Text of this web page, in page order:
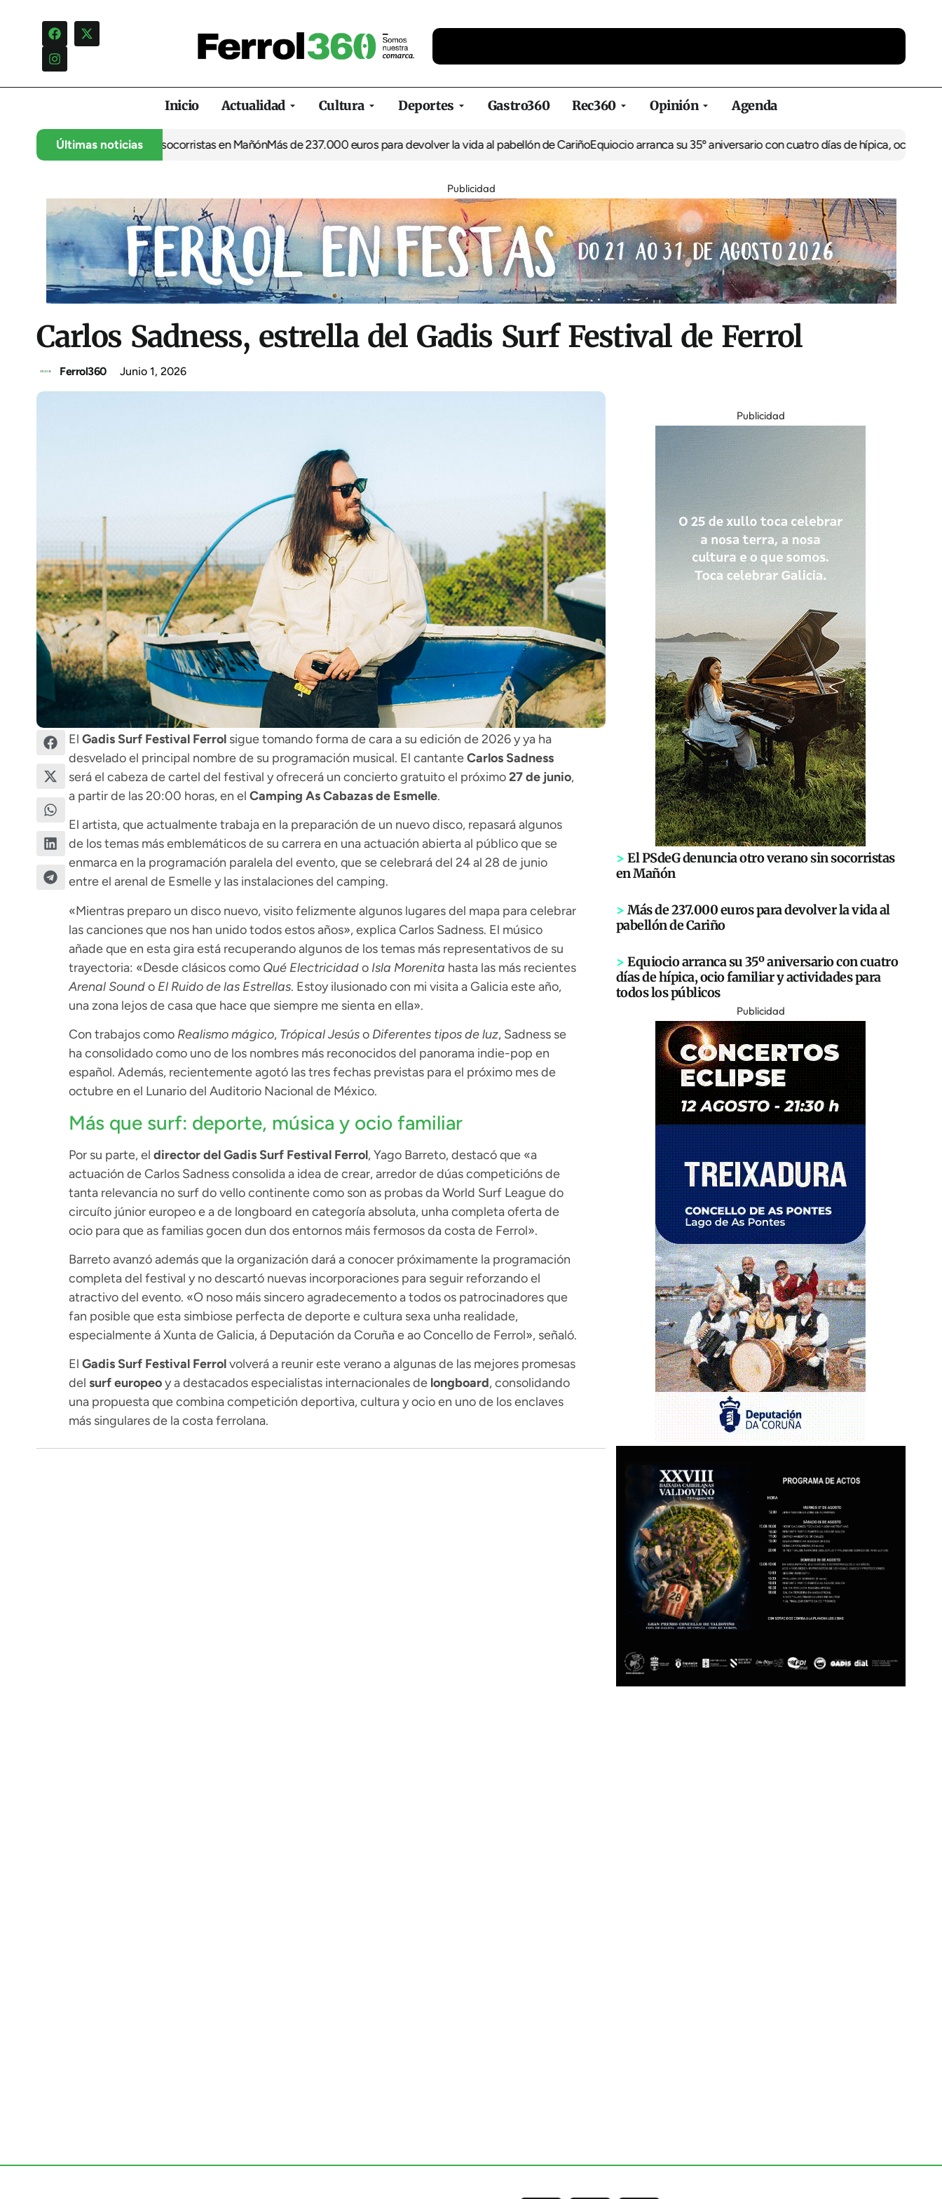
Inicio Actualidad Cultura Deportes Gastro360 Rec360 Opinión Agenda
Últimas noticias
denuncia otro verano sin socorristas en MañónMás de 237.000 euros para devolver la vida al pabellón de CariñoEquiocio arranca su 35º aniversario con cuatro días de hípica, ocio familiar y
Publicidad
Carlos Sadness, estrella del Gadis Surf Festival de Ferrol
Ferrol360 Junio 1, 2026
El Gadis Surf Festival Ferrolsigue tomando forma de cara a su edición de 2026 y ya ha
desvelado el principal nombre de su programación musical. El cantanteCarlos Sadness
será el cabeza de cartel del festival y ofrecerá un concierto gratuito el próximo27 de junio,
a partir de las 20:00 horas, en el Camping As Cabazas de Esmelle.
El artista, que actualmente trabaja en la preparación de un nuevo disco, repasará algunos
de los temas más emblemáticos de su carrera en una actuación abierta al público que se
enmarca en la programación paralela del evento, que se celebrará del 24 al 28 de junio
entre el arenal de Esmelle y las instalaciones del camping.
«Mientras preparo un disco nuevo, visito felizmente algunos lugares del mapa para celebrar
las canciones que nos han unido todos estos años», explica Carlos Sadness. El músico
añade que en esta gira está recuperando algunos de los temas más representativos de su
trayectoria: «Desde clásicos como Qué Electricidado Isla Morenita hasta las más recientes
Arenal Soundo El Ruido de las Estrellas. Estoy ilusionado con mi visita a Galicia este año,
una zona lejos de casa que hace que siempre me sienta en ella».
Con trabajos como Realismo mágico, Trópical Jesúso Diferentes tipos de luz, Sadness se
ha consolidado como uno de los nombres más reconocidos del panorama indie-pop en
español. Además, recientemente agotó las tres fechas previstas para el próximo mes de
octubre en el Lunario del Auditorio Nacional de México.
Más que surf: deporte, música y ocio familiar
Por su parte, el director del Gadis Surf Festival Ferrol, Yago Barreto, destacó que «a
actuación de Carlos Sadness consolida a idea de crear, arredor de dúas competicións de
tanta relevancia no surf do vello continente como son as probas da World Surf League do
circuíto júnior europeo e a de longboard en categoría absoluta, unha completa oferta de
ocio para que as familias gocen dun dos entornos máis fermosos da costa de Ferrol».
Barreto avanzó además que la organización dará a conocer próximamente la programación
completa del festival y no descartó nuevas incorporaciones para seguir reforzando el
atractivo del evento. «O noso máis sincero agradecemento a todos os patrocinadores que
fan posible que esta simbiose perfecta de deporte e cultura sexa unha realidade,
especialmente á Xunta de Galicia, á Deputación da Coruña e ao Concello de Ferrol», señaló.
El Gadis Surf Festival Ferrolvolverá a reunir este verano a algunas de las mejores promesas
del surf europeoy a destacados especialistas internacionales de longboard, consolidando
una propuesta que combina competición deportiva, cultura y ocio en uno de los enclaves
más singulares de la costa ferrolana.
Publicidad
> El PSdeG denuncia otro verano sin socorristas
en Mañón
> Más de 237.000 euros para devolver la vida al
pabellón de Cariño
> Equiocio arranca su 35º aniversario con cuatro
días de hípica, ocio familiar y actividades para
todos los públicos
Publicidad